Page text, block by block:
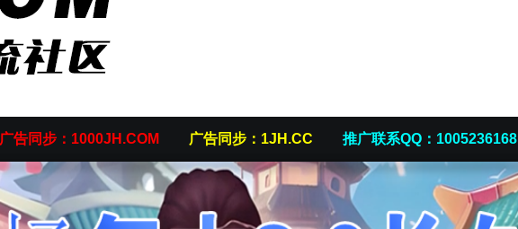
广告同步：1000JH.COM 广告同步：1JH.CC 推广联系QQ：1005236168